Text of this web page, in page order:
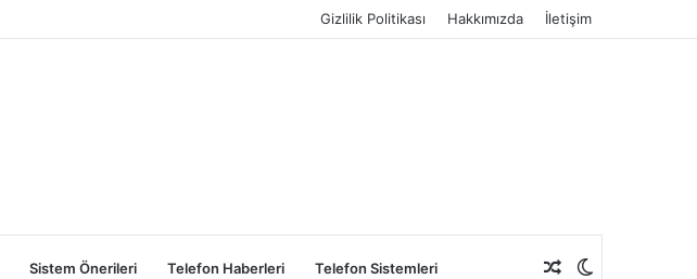
Gizlilik Politikası Hakkımızda İletişim
Sistem Önerileri Telefon Haberleri Telefon Sistemleri Rastgele